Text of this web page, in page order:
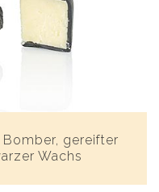
gereifter
Wachs